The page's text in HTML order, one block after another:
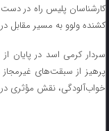
کارشناسان پلیس راه در
کشنده ولوو به مسیر مقابل
سردار کرمی اسد در پایان از
پرهیز از سبقت‌های
خواب‌آلودگی، نقش مؤثری در